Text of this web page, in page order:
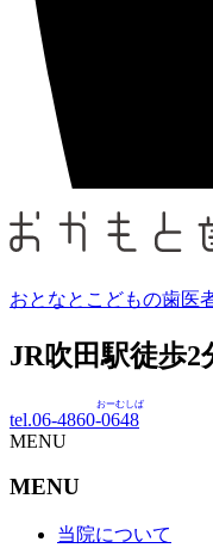
おとなとこどもの歯医
JR吹田駅徒歩2
tel.06-4860-0648
おーむしば
MENU
MENU
当院について